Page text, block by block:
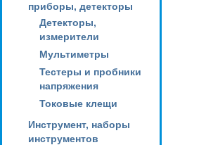
приборы, детекторы
Детекторы,
измерители
Мультиметры
Тестеры и пробники
напряжения
Токовые клещи
Инструмент, наборы
инструментов